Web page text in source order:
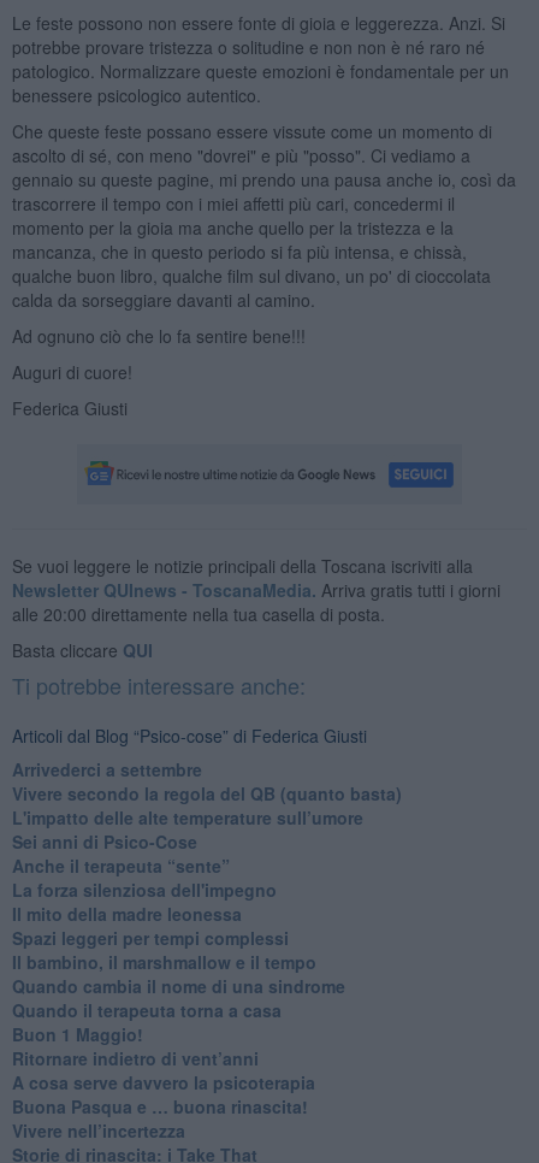
Le feste possono non essere fonte di gioia e leggerezza. Anzi. Si
potrebbe provare tristezza o solitudine e non non è né raro né
patologico. Normalizzare queste emozioni è fondamentale per un
benessere psicologico autentico.
Che queste feste possano essere vissute come un momento di
ascolto di sé, con meno "dovrei" e più "posso". Ci vediamo a
gennaio su queste pagine, mi prendo una pausa anche io, così da
trascorrere il tempo con i miei affetti più cari, concedermi il
momento per la gioia ma anche quello per la tristezza e la
mancanza, che in questo periodo si fa più intensa, e chissà,
qualche buon libro, qualche film sul divano, un po' di cioccolata
calda da sorseggiare davanti al camino.
Ad ognuno ciò che lo fa sentire bene!!!
Auguri di cuore!
Federica Giusti
Se vuoi leggere le notizie principali della Toscana iscriviti alla
Newsletter QUInews - ToscanaMedia. Arriva gratis tutti i giorni
alle 20:00 direttamente nella tua casella di posta.
Basta cliccare QUI
Ti potrebbe interessare anche:
Articoli dal Blog “Psico-cose” di Federica Giusti
​Arrivederci a settembre
​Vivere secondo la regola del QB (quanto basta)
​L'impatto delle alte temperature sull’umore
Sei anni di Psico-Cose
​Anche il terapeuta “sente”
​La forza silenziosa dell'impegno
​Il mito della madre leonessa
Spazi leggeri per tempi complessi
Il bambino, il marshmallow e il tempo
​Quando cambia il nome di una sindrome
​Quando il terapeuta torna a casa
​Buon 1 Maggio!
Ritornare indietro di vent’anni
​A cosa serve davvero la psicoterapia
​Buona Pasqua e … buona rinascita!
​Vivere nell’incertezza
​Storie di rinascita: i Take That